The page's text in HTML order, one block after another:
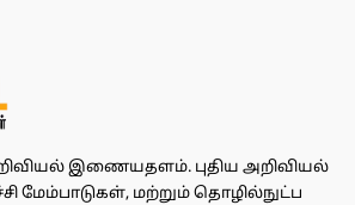
இணையதளம். புதிய அறிவியல்
மேம்பாடுகள், மற்றும் தொழில்நுட்ப